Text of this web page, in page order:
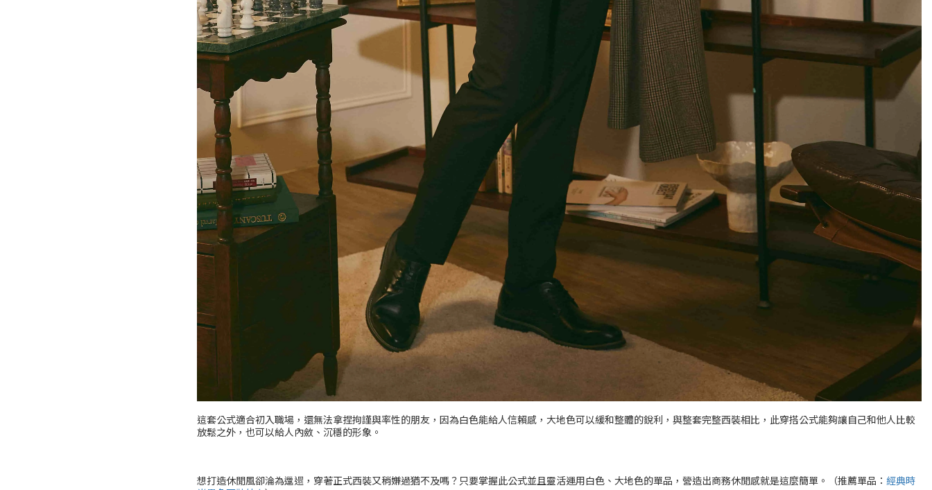
這套公式適合初入職場，還無法拿捏拘謹與率性的朋友，因為白色能給人信賴感，大地色可以緩和整體的銳利，與整套完整西裝相比，此穿搭公式能夠讓自己和他人比較
放鬆之外，也可以給人內斂、沉穩的形象。
想打造休閒風卻淪為邋遢，穿著正式西裝又稍嫌過猶不及嗎？只要掌握此公式並且靈活運用白色、大地色的單品，營造出商務休閒感就是這麼簡單。（推薦單品： 經典時